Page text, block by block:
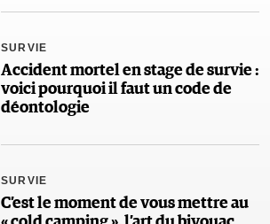
SURVIE
Accident mortel en stage de survie :
voici pourquoi il faut un code de
déontologie
SURVIE
C’est le moment de vous mettre au